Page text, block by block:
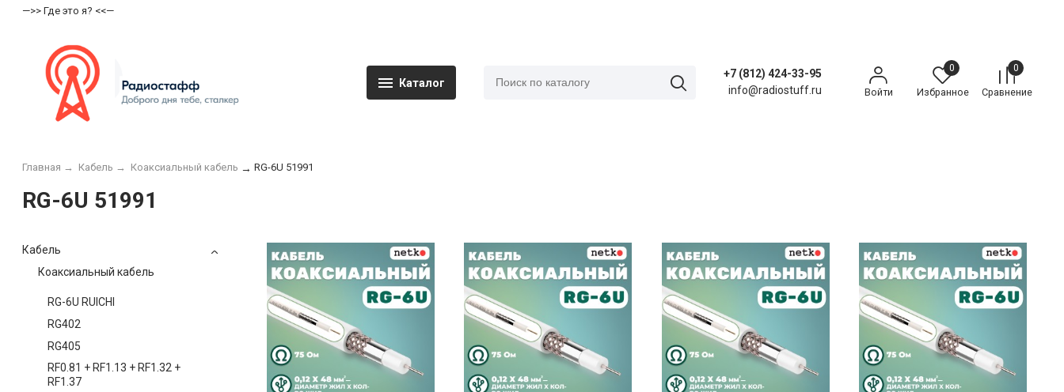
—>> Где это я? <<—
Каталог
+7 (812) 424-33-95
info@radiostuff.ru
Войти
0
Избранное
0
Сравнение
Главная → Кабель → Коаксиальный кабель → RG-6U 51991
RG-6U 51991
Кабель
Коаксиальный кабель
RG-6U RUICHI
RG402
RG405
RF0.81 + RF1.13 + RF1.32 +
RF1.37